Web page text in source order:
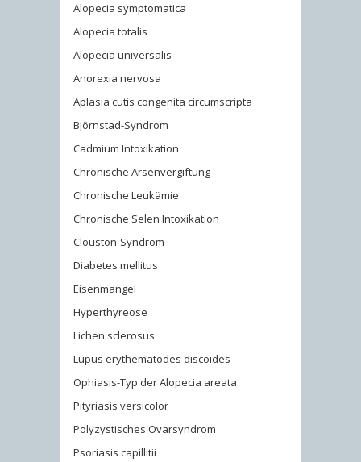
Alopecia symptomatica
Alopecia totalis
Alopecia universalis
Anorexia nervosa
Aplasia cutis congenita circumscripta
Björnstad-Syndrom
Cadmium Intoxikation
Chronische Arsenvergiftung
Chronische Leukämie
Chronische Selen Intoxikation
Clouston-Syndrom
Diabetes mellitus
Eisenmangel
Hyperthyreose
Lichen sclerosus
Lupus erythematodes discoides
Ophiasis-Typ der Alopecia areata
Pityriasis versicolor
Polyzystisches Ovarsyndrom
Psoriasis capillitii